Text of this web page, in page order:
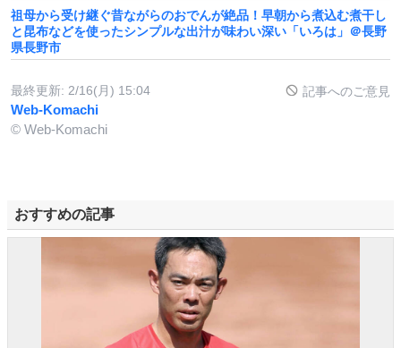
祖母から受け継ぐ昔ながらのおでんが絶品！早朝から煮込む煮干し
と昆布などを使ったシンプルな出汁が味わい深い「いろは」＠長野
県長野市
最終更新: 2/16(月) 15:04 記事へのご意見
Web-Komachi
© Web-Komachi
おすすめの記事